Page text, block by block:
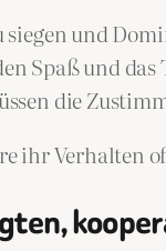
und
Spaß und
die
ihr Verhalten